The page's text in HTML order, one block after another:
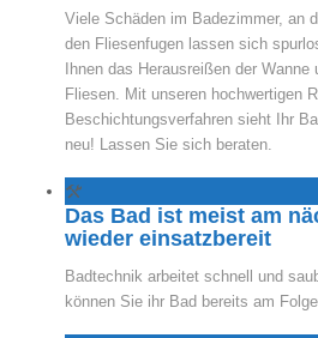
Viele Schäden im Badezimmer, an
den Fliesenfugen lassen sich
Ihnen das Herausreißen der
Fliesen. Mit unseren hochwertigen
Beschichtungsverfahren sieht Ihr
neu! Lassen Sie sich beraten.
Das Bad ist meist am
wieder einsatzbereit
Badtechnik arbeitet schnell und
können Sie ihr Bad bereits am